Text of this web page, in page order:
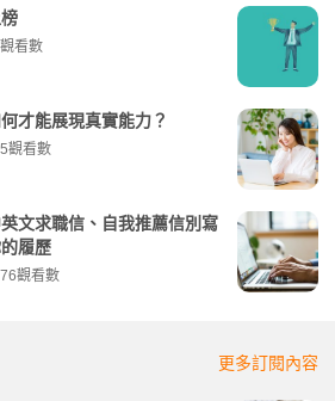
看數
才能展現真實能力？
觀看數
文求職信、自我推薦信別寫
履歷
觀看數
更多訂閱內容